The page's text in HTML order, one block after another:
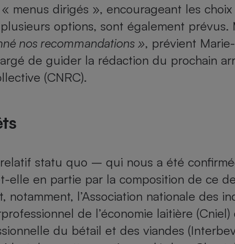
menus dirigés », encourageant les
options, sont également prévus.
nos recommandations », prévient
de guider la rédaction du prochain
(CNRC).
statu quo – qui nous a été
elle en partie par la composition de ce
notamment, l’Association nationale des
de l’économie laitière (Cniel)
du bétail et des viandes
Plaque de cuisson à
induction
Four
Climatiseur -
Ventilateur
Téléphone mobile -
Smartphone